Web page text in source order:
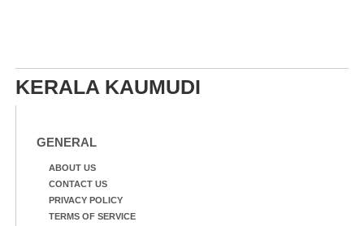
KERALA KAUMUDI
GENERAL
ABOUT US
CONTACT US
PRIVACY POLICY
TERMS OF SERVICE